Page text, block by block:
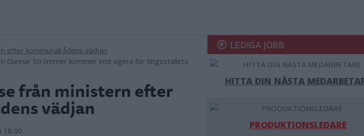
Gunnar Strömmer kommer inte agera för tingsställets
från ministern efter
vädjan
18.00
LEDIGA JOBB
HITTA DIN NÄSTA
PRODUKTIONSLEDARE